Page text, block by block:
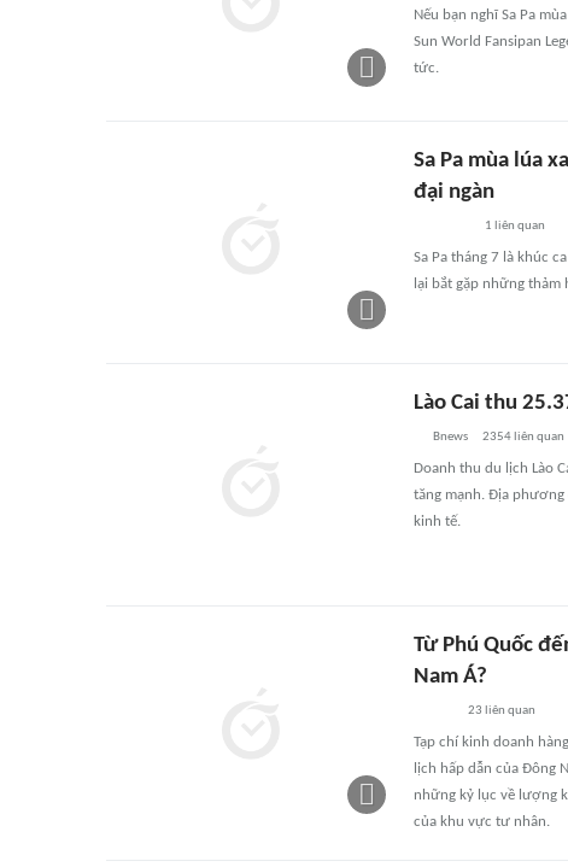
Nếu bạn nghĩ Sa Pa
Sun World Fansipan
tức.
Sa Pa mùa lúa
đại ngàn
1 liên quan
Sa Pa tháng 7 là khúc
lại bắt gặp những thảm
Lào Cai thu
Bnews 2354 liên quan
Doanh thu du lịch Lào
tăng mạnh. Địa
kinh tế.
Từ Phú Quốc
Nam Á?
23 liên quan
Tạp chí kinh doanh
lịch hấp dẫn của Đông
những kỷ lục về lượng
của khu vực tư nhân.